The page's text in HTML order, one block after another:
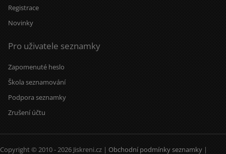
Registrace
Novinky
Pro uživatele seznamky
Zapomenuté heslo
Škola seznamování
Podpora seznamky
Zrušení účtu
Copyright © 2010 - 2026 Jiskreni.cz | Obchodní podmínky seznamky |